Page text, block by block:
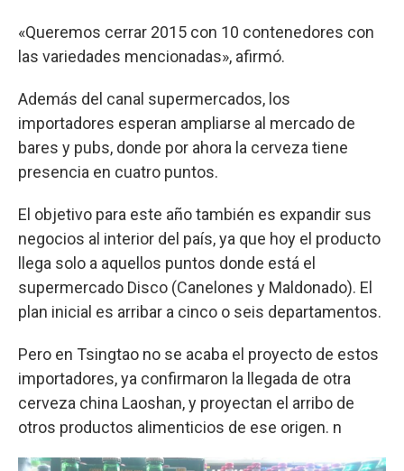
«Queremos cerrar 2015 con 10 contenedores con
las variedades mencionadas», afirmó.
Además del canal supermercados, los
importadores esperan ampliarse al mercado de
bares y pubs, donde por ahora la cerveza tiene
presencia en cuatro puntos.
El objetivo para este año también es expandir sus
negocios al interior del país, ya que hoy el producto
llega solo a aquellos puntos donde está el
supermercado Disco (Canelones y Maldonado). El
plan inicial es arribar a cinco o seis departamentos.
Pero en Tsingtao no se acaba el proyecto de estos
importadores, ya confirmaron la llegada de otra
cerveza china Laoshan, y proyectan el arribo de
otros productos alimenticios de ese origen. n